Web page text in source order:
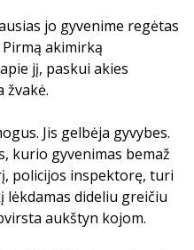
jo gyvenime regėtas
akimirką
jį, paskui akies
žvakė.
Jis gelbėja gyvybes.
kurio gyvenimas bemaž
policijos inspektorę, turi
lėkdamas dideliu greičiu
aukštyn kojom.